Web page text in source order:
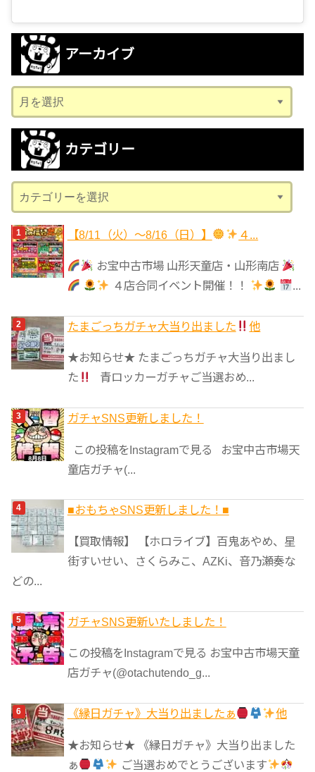
アーカイブ
ー
カ
ブ
カテゴリー
テ
ゴ
リ
ー
【8/11（火）～8/16（日）】 ４...
お宝中古市場 山形天童店・山形南店
４店合同イベント開催！！
...
たまごっちガチャ大当り出ました 他
★お知らせ★ たまごっちガチャ大当り出まし
た
青ロッカーガチャご当選おめ...
ガチャSNS更新しました！
この投稿をInstagramで見る お宝中古市場天
童店ガチャ(...
■おもちゃSNS更新しました！■
【買取情報】 【ホロライブ】百鬼あやめ、星
街すいせい、さくらみこ、AZKi、音乃瀬奏な
どの...
ガチャSNS更新いたしました！
この投稿をInstagramで見る お宝中古市場天童
店ガチャ(@otachutendo_g...
《縁日ガチャ》大当り出ましたぁ 他
★お知らせ★ 《縁日ガチャ》大当り出ました
ぁ
ご当選おめでとうございます